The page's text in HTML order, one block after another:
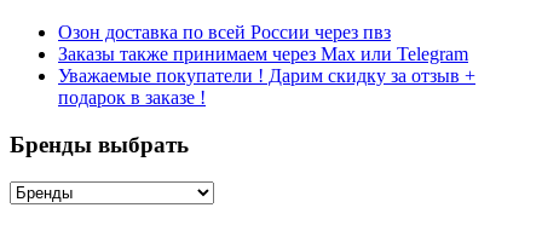
Озон доставка по всей России через пвз
Заказы также принимаем через Max или Telegram
Уважаемые покупатели ! Дарим скидку за отзыв +
подарок в заказе !
Бренды выбрать